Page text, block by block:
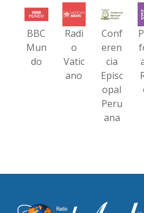
BBC
Mun
do
Radi
o
Vatic
ano
Conf
eren
cia
Episc
opal
Peru
ana